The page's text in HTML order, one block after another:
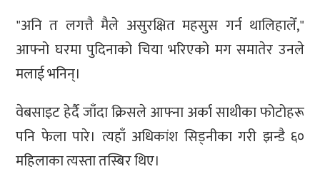
"अनि त लगत्तै मैले असुरक्षित महसुस गर्न थालिहालेँ,"
आफ्नो घरमा पुदिनाको चिया भरिएको मग समातेर उनले
मलाई भनिन्।
वेबसाइट हेर्दै जाँदा क्रिसले आफ्ना अर्का साथीका फोटोहरू
पनि फेला पारे। त्यहाँ अधिकांश सिड्नीका गरी झन्डै ६०
महिलाका त्यस्ता तस्बिर थिए।